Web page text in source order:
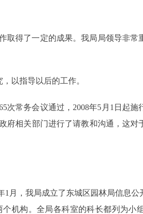
取得了一定的成果。我局局领导非
以指导以后的工作。
次常务会议通过，2008年5月1日起
府相关部门进行了请教和沟通，这对
月，我局成立了东城区园林局信息
机构。全局各科室的科长都列为小